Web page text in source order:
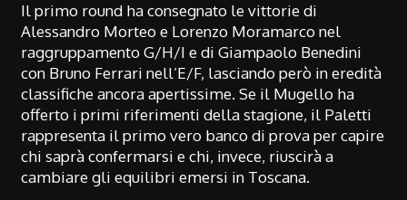
Il primo round ha consegnato le vittorie di
Alessandro Morteo e Lorenzo Moramarco nel
raggruppamento G/H/I e di Giampaolo Benedini
con Bruno Ferrari nell’E/F, lasciando però in eredità
classifiche ancora apertissime. Se il Mugello ha
offerto i primi riferimenti della stagione, il Paletti
rappresenta il primo vero banco di prova per capire
chi saprà confermarsi e chi, invece, riuscirà a
cambiare gli equilibri emersi in Toscana.